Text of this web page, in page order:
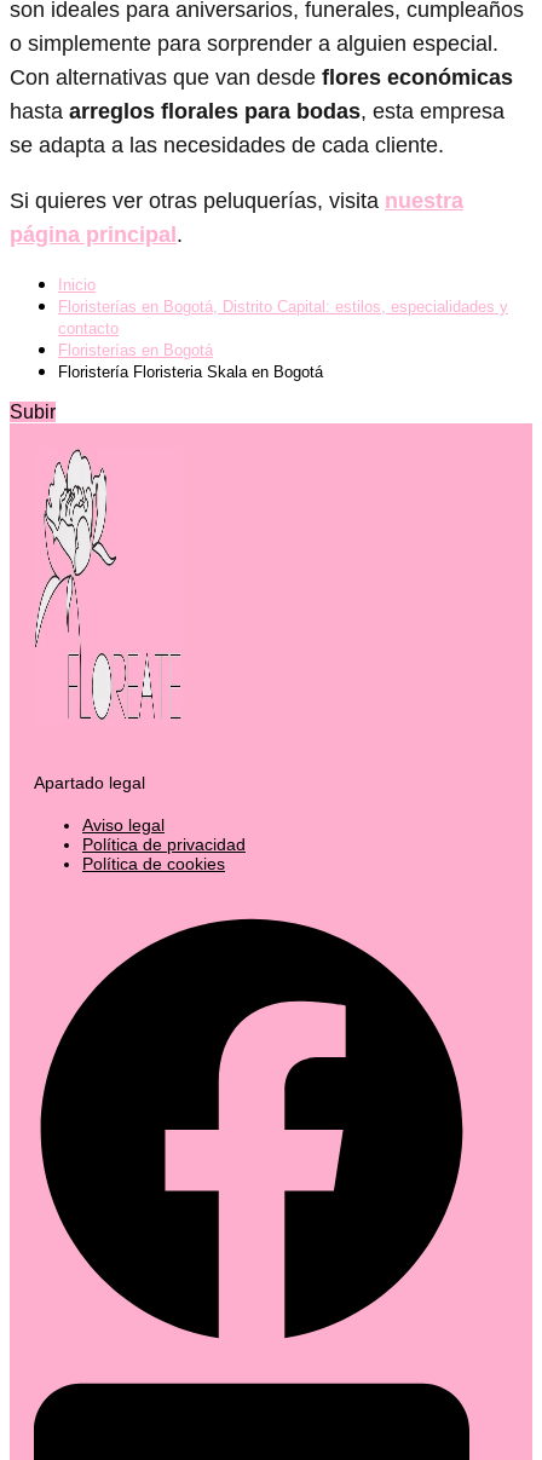
son ideales para aniversarios, funerales, cumpleaños
o simplemente para sorprender a alguien especial.
Con alternativas que van desde flores económicas
hasta arreglos florales para bodas, esta empresa
se adapta a las necesidades de cada cliente.
Si quieres ver otras peluquerías, visita nuestra
página principal.
Inicio
Floristerías en Bogotá, Distrito Capital: estilos, especialidades y
contacto
Floristerías en Bogotá
Floristería Floristeria Skala en Bogotá
Subir
Apartado legal
Aviso legal
Política de privacidad
Política de cookies